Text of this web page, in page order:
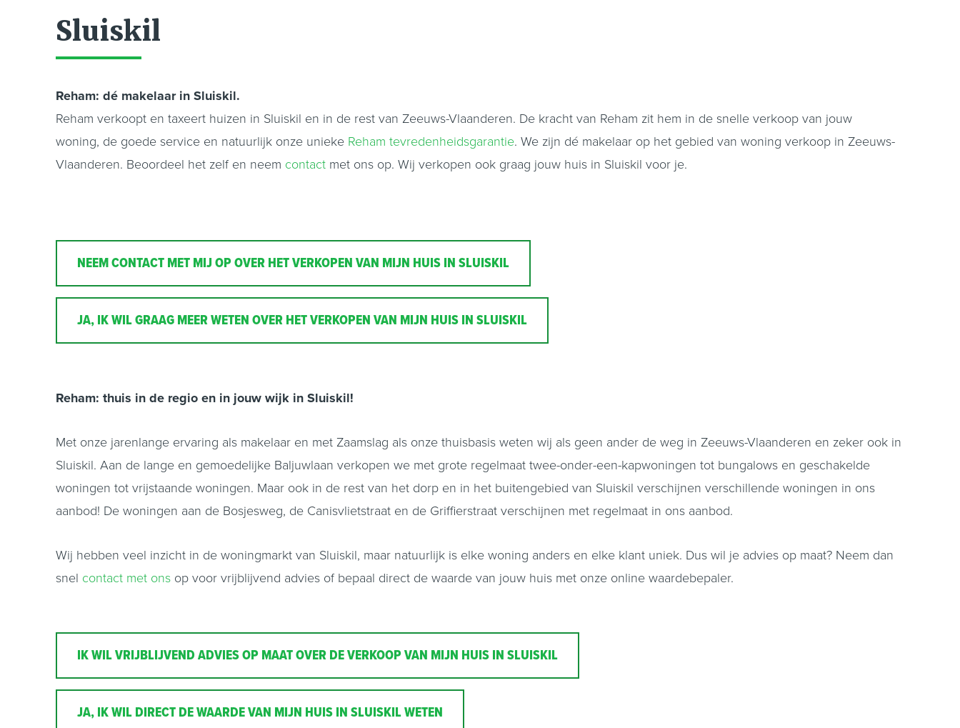
Sluiskil
Reham: dé makelaar in Sluiskil.
Reham verkoopt en taxeert huizen in Sluiskil en in de rest van Zeeuws-Vlaanderen. De kracht van Reham zit hem in de snelle verkoop van jouw
woning, de goede service en natuurlijk onze unieke Reham tevredenheidsgarantie. We zijn dé makelaar op het gebied van woning verkoop in Zeeuws-
Vlaanderen. Beoordeel het zelf en neem contact met ons op. Wij verkopen ook graag jouw huis in Sluiskil voor je.
NEEM CONTACT MET MIJ OP OVER HET VERKOPEN VAN MIJN HUIS IN SLUISKIL
JA, IK WIL GRAAG MEER WETEN OVER HET VERKOPEN VAN MIJN HUIS IN SLUISKIL
Reham: thuis in de regio en in jouw wijk in Sluiskil!
Met onze jarenlange ervaring als makelaar en met Zaamslag als onze thuisbasis weten wij als geen ander de weg in Zeeuws-Vlaanderen en zeker ook in
Sluiskil. Aan de lange en gemoedelijke Baljuwlaan verkopen we met grote regelmaat twee-onder-een-kapwoningen tot bungalows en geschakelde
woningen tot vrijstaande woningen. Maar ook in de rest van het dorp en in het buitengebied van Sluiskil verschijnen verschillende woningen in ons
aanbod! De woningen aan de Bosjesweg, de Canisvlietstraat en de Griffierstraat verschijnen met regelmaat in ons aanbod.
Wij hebben veel inzicht in de woningmarkt van Sluiskil, maar natuurlijk is elke woning anders en elke klant uniek. Dus wil je advies op maat? Neem dan
snel contact met ons op voor vrijblijvend advies of bepaal direct de waarde van jouw huis met onze online waardebepaler.
IK WIL VRIJBLIJVEND ADVIES OP MAAT OVER DE VERKOOP VAN MIJN HUIS IN SLUISKIL
JA, IK WIL DIRECT DE WAARDE VAN MIJN HUIS IN SLUISKIL WETEN